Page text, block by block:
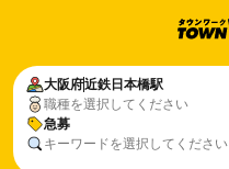
大阪府近鉄日本橋駅
職種を選択してください
急募
キーワードを選択してください